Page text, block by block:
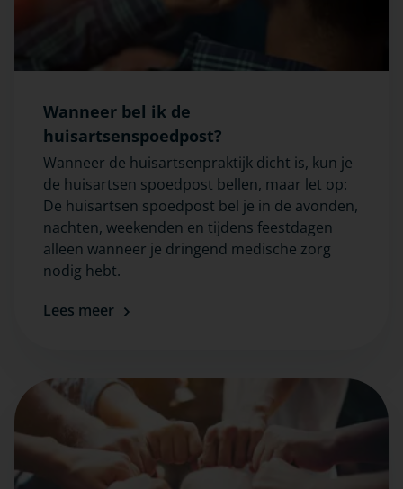
Wanneer bel ik de
huisartsenspoedpost?
Wanneer de huisartsenpraktijk dicht is, kun je
de huisartsen spoedpost bellen, maar let op:
De huisartsen spoedpost bel je in de avonden,
nachten, weekenden en tijdens feestdagen
alleen wanneer je dringend medische zorg
nodig hebt.
Lees meer